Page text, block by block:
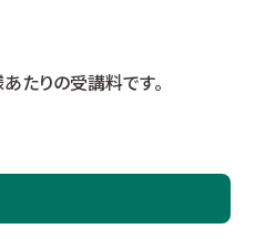
たりの受講料です。